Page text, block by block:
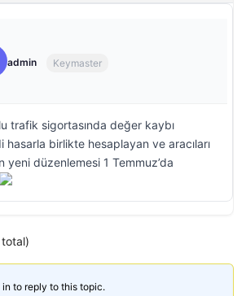
admin Keymaster
trafik sigortasında değer kaybı
hasarla birlikte hesaplayan ve aracıları
yeni düzenlemesi 1 Temmuz’da
in to reply to this topic.